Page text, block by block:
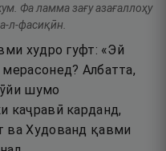
Фа ламма зағу азағаллоҳу
л-фасиқӣн.
худро гуфт: «Эй
Албатта,
шумо
каҷравӣ карданд,
ва Худованд қавми